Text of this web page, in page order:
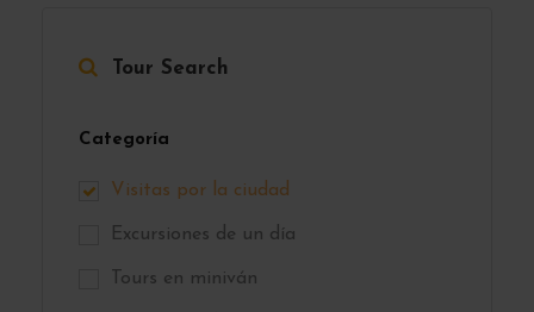
Tour Search
Categoría
Visitas por la ciudad
Excursiones de un día
Tours en miniván